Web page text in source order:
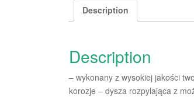
Description
Description
– wykonany z wysokiej jakości
korozje – dysza rozpylająca z